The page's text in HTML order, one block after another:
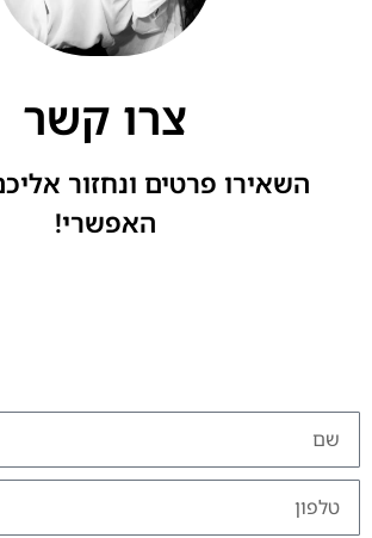
צרו קשר
השאירו פרטים ונחזור
האפשרי!